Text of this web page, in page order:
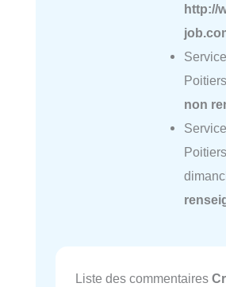
http://
non
Liste des commentaires